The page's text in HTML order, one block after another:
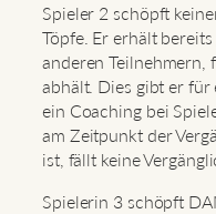
Spieler 2 schöpft
Töpfe. Er erhält
anderen Teilnehmern,
abhält. Dies gibt er für
ein Coaching bei
am Zeitpunkt der
ist, fällt keine
Spielerin 3 schöpft